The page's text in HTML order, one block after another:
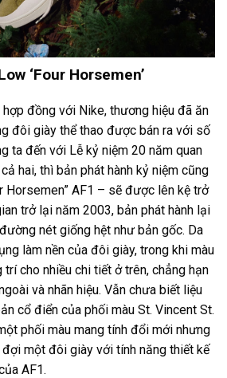
‘Four Horsemen’
đồng với Nike, thương hiệu đã ăn
đôi giày thể thao được bán ra với số
ta đến với Lễ kỷ niệm 20 năm quan
hai, thì bản phát hành kỷ niệm cũng
Horsemen” AF1 – sẽ được lên kệ trở
trở lại năm 2003, bản phát hành lại
nét giống hệt như bản gốc. Da
làm nền của đôi giày, trong khi màu
trí cho nhiều chi tiết ở trên, chẳng hạn
và nhãn hiệu. Vẫn chưa biết liệu
cổ điển của phối màu St. Vincent St.
phối màu mang tính đổi mới nhưng
một đôi giày với tính năng thiết kế
AF1.